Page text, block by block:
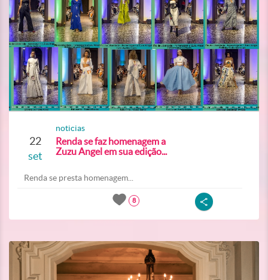
22
set
noticias
Renda se faz homenagem a
Zuzu Angel em sua edição...
Renda se presta homenagem...
8